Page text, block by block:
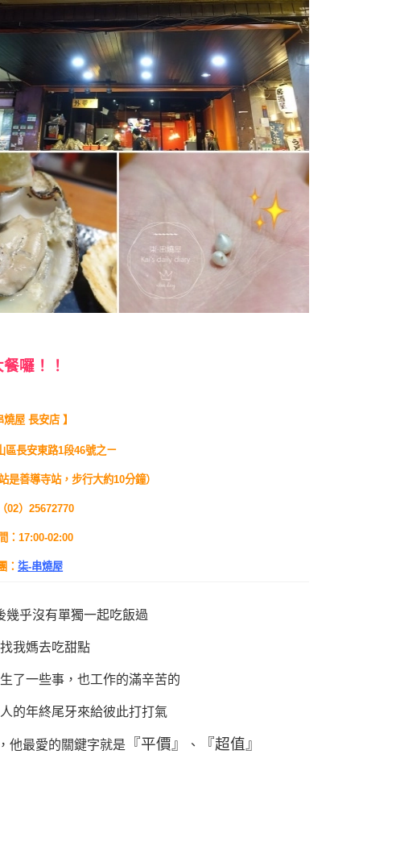
囉！！
屋 長安店 】
區長安東路1段46號之ㄧ
是善導寺站，步行大約10分鐘）
02）25672770
：17:00-02:00
： 柒-串燒屋
幾乎沒有單獨一起吃飯過
我媽去吃甜點
了一些事，也工作的滿辛苦的
的年終尾牙來給彼此打打氣
他最愛的關鍵字就是 『平價』 、 『超值』